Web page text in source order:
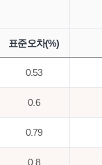
표준오차(%)
0.53
0.6
0.79
0.8